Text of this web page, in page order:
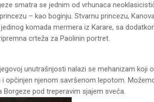
smatra se jednim od vrhunaca
– kao boginju. Stvarnu princezu,
komada mermera iz Karare, sa
crteža za Paolinin portret.
unutrašnjosti nalazi se mehanizam koji
opčinjen njenom savršenom lepotom.
pod treperavim sjajem sveća.